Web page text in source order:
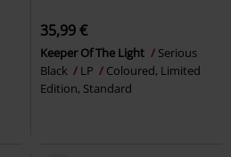
35,99 €
Keeper Of The Light
Serious
Black
LP
Coloured, Limited
Edition, Standard